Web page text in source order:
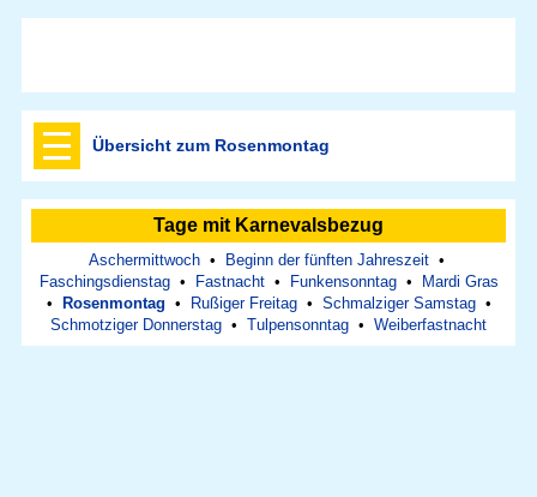
Übersicht zum Rosenmontag
Tage mit Karnevalsbezug
Aschermittwoch• Beginn der fünften Jahreszeit•
Faschingsdienstag• Fastnacht• Funkensonntag•
Mardi Gras
•
Rosenmontag • Rußiger Freitag• Schmalziger Samstag•
Schmotziger Donnerstag • Tulpensonntag • Weiberfastnacht